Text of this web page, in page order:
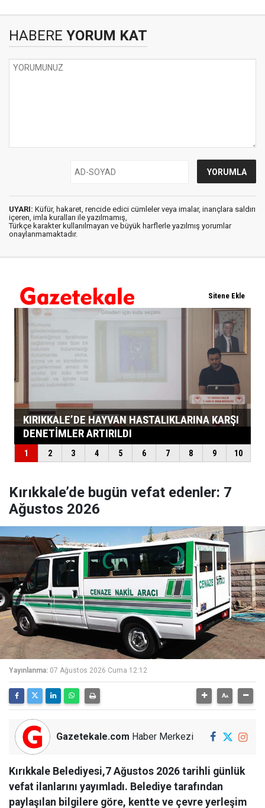
HABERE YORUM KAT
UYARI: Küfür, hakaret, rencide edici cümleler veya imalar, inançlara saldırı
içeren, imla kuralları ile yazılmamış,
Türkçe karakter kullanılmayan ve büyük harflerle yazılmış yorumlar
onaylanmamaktadır.
Kırıkkale’de bugün vefat edenler: 7
Ağustos 2026
Yayınlanma: 07 Ağustos 2026 Cuma 12:12
Gazetekale.com Haber Merkezi
Kırıkkale Belediyesi,7 Ağustos 2026 tarihli günlük
vefat ilanlarını yayımladı. Belediye tarafından
paylaşılan bilgilere göre, kentte ve çevre yerleşim